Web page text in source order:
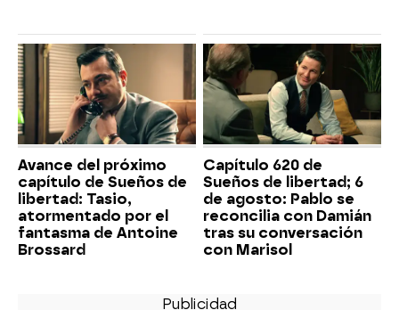
Avance del próximo
capítulo de Sueños de
libertad: Tasio,
atormentado por el
fantasma de Antoine
Brossard
Capítulo 620 de
Sueños de libertad; 6
de agosto: Pablo se
reconcilia con Damián
tras su conversación
con Marisol